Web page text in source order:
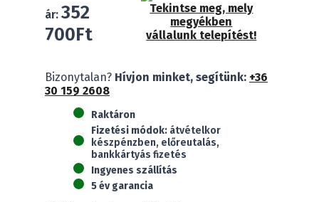
ár: 352
700Ft
ASYG07KETE
/
AOYG07KETE
Design
(2,0kW)
mennyiség
Tekintse meg, mely
megyékben
vállalunk telepítést!
Bizonytalan? Hívjon minket, segítünk: +36
30 159 2608
Raktáron
Fizetési módok: átvételkor
készpénzben, előreutalás,
bankkártyás fizetés
Ingyenes szállítás
5 év garancia